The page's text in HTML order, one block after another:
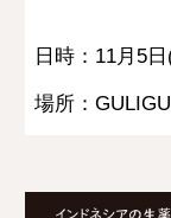
日時：11月5
場所：